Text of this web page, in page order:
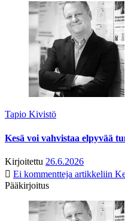
Tapio Kivistö
Kesä voi vahvistaa elpyvää
Kirjoitettu 26.6.2026
Ei kommentteja artikkeliin
Pääkirjoitus